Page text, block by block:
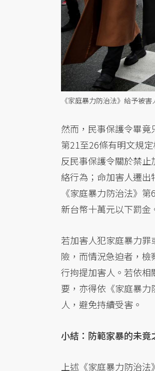
《家庭暴力防治法》給予被
然而，民事保護令畢竟
第21至26條有明文規
反民事保護令關於禁
絡行為；命加害人遷
《家庭暴力防治法》
新台幣十萬元以下罰金
若加害人犯家庭暴力
險，而情況急迫者，
行拘提加害人。若依
要，亦得依《家庭暴
人，避免持續受害。
小結：防範家暴的未竟
上述《家庭暴力防治